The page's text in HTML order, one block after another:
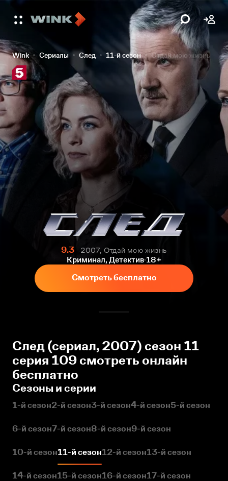
Wink Сериалы След 11-й сезон Отдай мою жизнь
9.3
2007, Отдай мою жизнь
Криминал, Детектив 18+
Смотреть бесплатно
След (сериал, 2007) сезон 11
серия 109 смотреть онлайн
бесплатно
Сезоны и серии
1-й сезон2-й сезон3-й сезон4-й сезон5-й сезон
6-й сезон7-й сезон8-й сезон9-й сезон
10-й сезон11-й сезон12-й сезон13-й сезон
14-й сезон15-й сезон16-й сезон17-й сезон